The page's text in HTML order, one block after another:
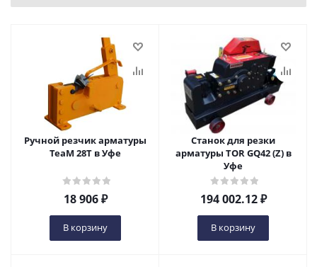
Ручной резчик арматуры
ТеаМ 28Т в Уфе
18 906₽
В корзину
Станок для резки
арматуры TOR GQ42 (Z) в
Уфе
194 002.12₽
В корзину